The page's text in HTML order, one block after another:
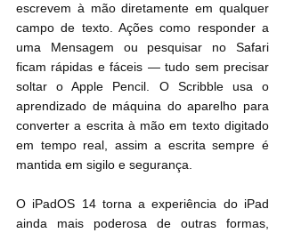
escrevem à mão diretamente em qualquer
campo de texto. Ações como responder a
uma Mensagem ou pesquisar no Safari
ficam rápidas e fáceis — tudo sem precisar
soltar o Apple Pencil. O Scribble usa o
aprendizado de máquina do aparelho para
converter a escrita à mão em texto digitado
em tempo real, assim a escrita sempre é
mantida em sigilo e segurança.
O iPadOS 14 torna a experiência do iPad
ainda mais poderosa de outras formas,